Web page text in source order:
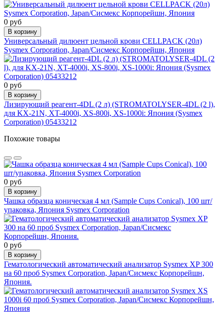
0 руб
В корзину
Универсальный дилюент цельной крови CELLPACK (20л)
Sysmex Corporation, Japan/Сисмекс Корпорейшн, Япония
0 руб
В корзину
Лизирующий реагент-4DL (2 л) (STROMATOLYSER-4DL (2 l),
для KX-21N, XT-4000i, XS-800i, XS-1000i: Япония (Sysmex
Corporation) 05433212
Похожие товары
0 руб
В корзину
Чашка образца коническая 4 мл (Sample Cups Сonical), 100 шт/
упаковка, Япония Sysmex Corporation
0 руб
В корзину
Гематологический автоматический анализатор Sysmex XP 300
на 60 проб Sysmex Corporation, Japan/Сисмекс Корпорейшн,
Япония.